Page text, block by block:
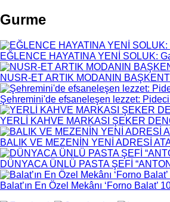
Gurme
EĞLENCE HAYATINA YENİ SOLUK:
NUSR-ET ARTIK MODANIN
Şehremini'de efsaneleşen lezzet: Pideci
YERLİ KAHVE MARKASI ŞEKER
BALIK VE MEZENİN YENİ ADRESİ
DÜNYACA ÜNLÜ PASTA ŞEFİ
Balat’ın En Özel Mekânı ‘Forno Balat’